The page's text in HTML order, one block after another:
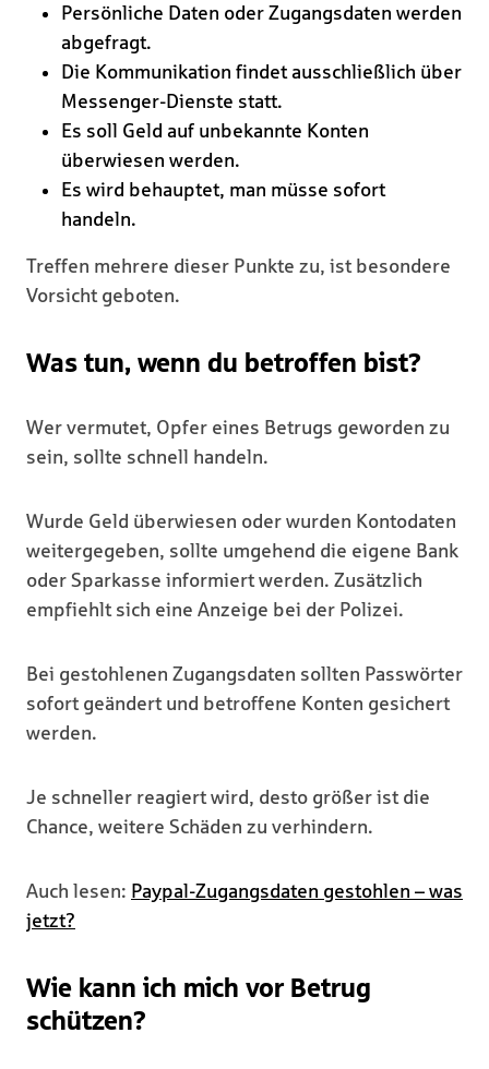
Persönliche Daten oder Zugangsdaten werden
abgefragt.
Die Kommunikation findet ausschließlich über
Messenger-Dienste statt.
Es soll Geld auf unbekannte Konten
überwiesen werden.
Es wird behauptet, man müsse sofort
handeln.
Treffen mehrere dieser Punkte zu, ist besondere
Vorsicht geboten.
Was tun, wenn du betroffen bist?
Wer vermutet, Opfer eines Betrugs geworden zu
sein, sollte schnell handeln.
Wurde Geld überwiesen oder wurden Kontodaten
weitergegeben, sollte umgehend die eigene Bank
oder Sparkasse informiert werden. Zusätzlich
empfiehlt sich eine Anzeige bei der Polizei.
Bei gestohlenen Zugangsdaten sollten Passwörter
sofort geändert und betroffene Konten gesichert
werden.
Je schneller reagiert wird, desto größer ist die
Chance, weitere Schäden zu verhindern.
Auch lesen: Paypal-Zugangsdaten gestohlen – was
jetzt?
Wie kann ich mich vor Betrug
schützen?